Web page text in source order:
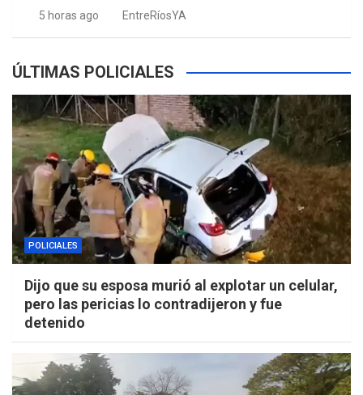
5 horas ago EntreRíosYA
ÚLTIMAS POLICIALES
POLICIALES
Dijo que su esposa murió al explotar un celular,
pero las pericias lo contradijeron y fue
detenido